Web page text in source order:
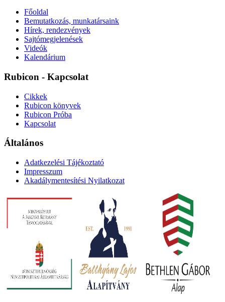
Főoldal
Bemutatkozás, munkatársaink
Hírek, rendezvények
Sajtómegjelenések
Videók
Kalendárium
Rubicon - Kapcsolat
Cikkek
Rubicon könyvek
Rubicon Próba
Kapcsolat
Általános
Adatkezelési Tájékoztató
Impresszum
Akadálymentesítési Nyilatkozat